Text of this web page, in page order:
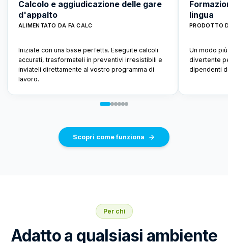
Calcolo e aggiudicazione delle gare
d'appalto
ALIMENTATO DA FA CALC
Iniziate con una base perfetta. Eseguite calcoli
accurati, trasformateli in preventivi irresistibili e
inviateli direttamente al vostro programma di
lavoro.
lingua
PRODOTTO
Un modo
divertente
dipendenti
Scopri come funziona
Per chi
Adatto a qualsiasi ambiente